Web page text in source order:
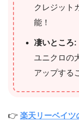
クレジット
能！
凄いところ:
ユニクロの
アップする
👉 楽天リーベイツ